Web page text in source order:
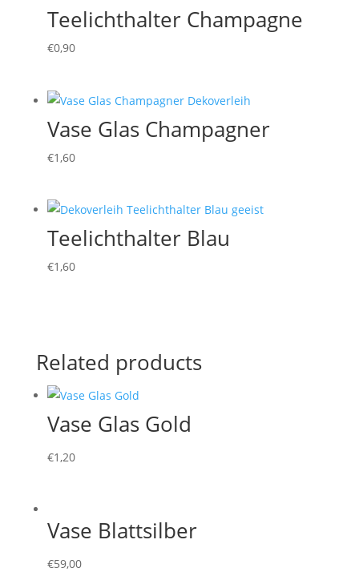
Teelichthalter Champagne
€0,90
Vase Glas Champagner
€1,60
Teelichthalter Blau
€1,60
Related products
Vase Glas Gold
€1,20
Vase Blattsilber
€59,00